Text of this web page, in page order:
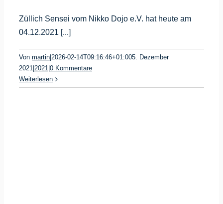
Züllich Sensei vom Nikko Dojo e.V. hat heute am
04.12.2021 [...]
Von martin 2026-02-14T09:16:46+01:005. Dezember
2021 2021 0 Kommentare
Weiterlesen